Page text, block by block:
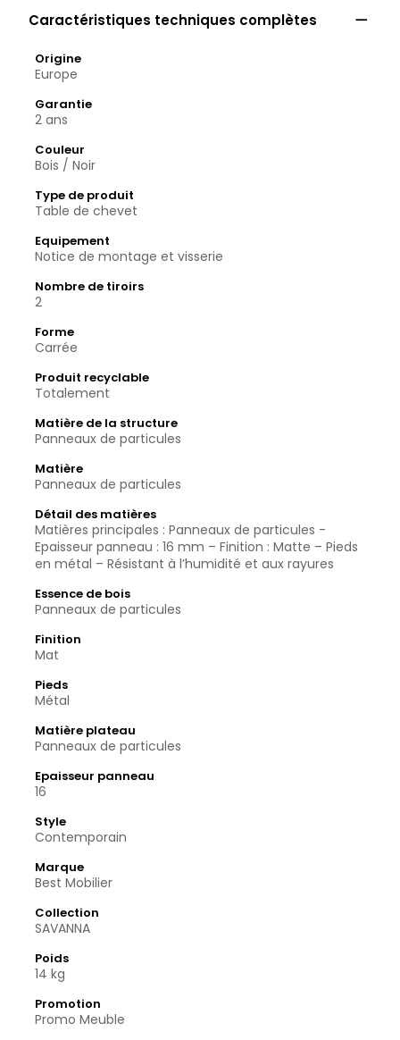
Caractéristiques techniques complètes 
Origine
Europe
Garantie
2 ans
Couleur
Bois / Noir
Type de produit
Table de chevet
Equipement
Notice de montage et visserie
Nombre de tiroirs
2
Forme
Carrée
Produit recyclable
Totalement
Matière de la structure
Panneaux de particules
Matière
Panneaux de particules
Détail des matières
Matières principales : Panneaux de particules -
Epaisseur panneau : 16 mm – Finition : Matte – Pieds
en métal – Résistant à l’humidité et aux rayures
Essence de bois
Panneaux de particules
Finition
Mat
Pieds
Métal
Matière plateau
Panneaux de particules
Epaisseur panneau
16
Style
Contemporain
Marque
Best Mobilier
Collection
SAVANNA
Poids
14 kg
Promotion
Promo Meuble